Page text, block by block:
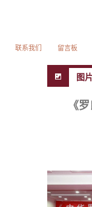
联系我们 留言板
图
《